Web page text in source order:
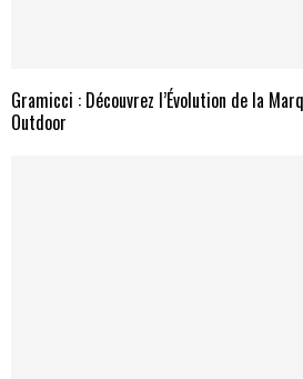
Gramicci : Découvrez l’Évolution de la
Outdoor